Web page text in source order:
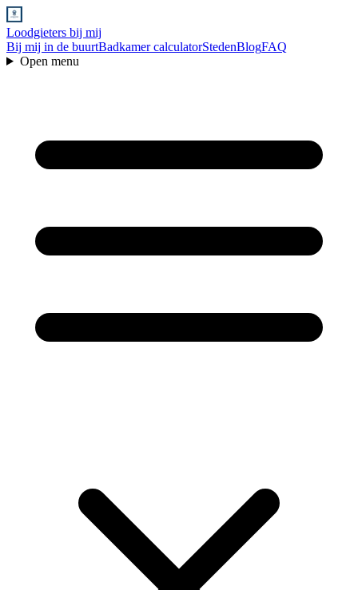
Loodgieters bij mij
Bij mij in de buurtBadkamer calculatorStedenBlogFAQ
Open menu